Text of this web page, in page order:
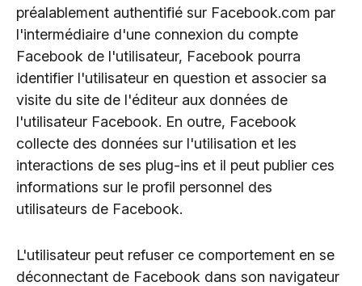
préalablement authentifié sur Facebook.com par
l'intermédiaire d'une connexion du compte
Facebook de l'utilisateur, Facebook pourra
identifier l'utilisateur en question et associer sa
visite du site de l'éditeur aux données de
l'utilisateur Facebook. En outre, Facebook
collecte des données sur l'utilisation et les
interactions de ses plug-ins et il peut publier ces
informations sur le profil personnel des
utilisateurs de Facebook.
L'utilisateur peut refuser ce comportement en se
déconnectant de Facebook dans son navigateur